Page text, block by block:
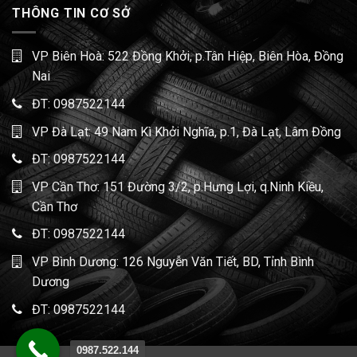
THÔNG TIN CƠ SỞ
VP Biên Hoà: 522 Đồng Khởi, p.Tân Hiệp, Biên Hòa, Đồng
Nai
ĐT: 0987522144
VP Đà Lạt: 49 Nam Kì Khởi Nghĩa, p.1, Đà Lạt, Lâm Đồng
ĐT:0987522144
VP Cần Thơ: 151 Đường 3/2, p.Hưng Lợi, q.Ninh Kiều,
Cần Thơ
ĐT: 0987522144
VP Bình Dương: 126 Nguyễn Văn Tiết, BD, Tỉnh Bình
Dương
ĐT: 0987522144
0987.522.144